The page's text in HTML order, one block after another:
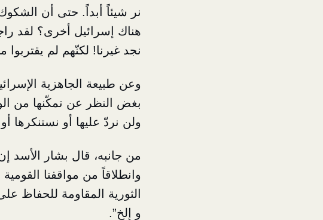
نر شيئاً أبداً. حتى أن
هناك إسرائيل أخرى؟ لقد
نجد غيرنا! لكنّهم لم يقتربوا
وعن طبيعة الجاهزية
بغض النظر عن تمكّنها من
ولن نردّ عليها أو نستنكرها
من جانبه، قال بشار الأسد
وانطلاقاً من مواقفنا القومية
الثورية المقاومة للحفاظ
و إلخ”.